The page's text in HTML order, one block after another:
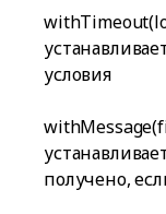
условия
получено,